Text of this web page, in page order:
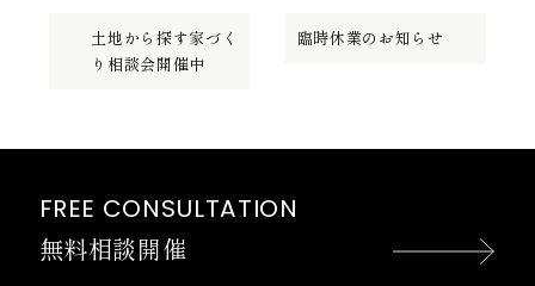
土地から探す家づく
り相談会開催中
臨時休業のお知らせ
FREE CONSULTATION
無料相談開催